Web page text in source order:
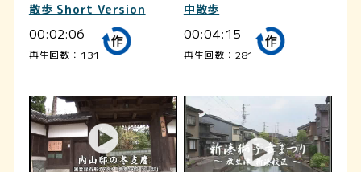
散歩 Short Version
00:02:06
再生回数：131
中散歩
00:04:15
再生回数：281